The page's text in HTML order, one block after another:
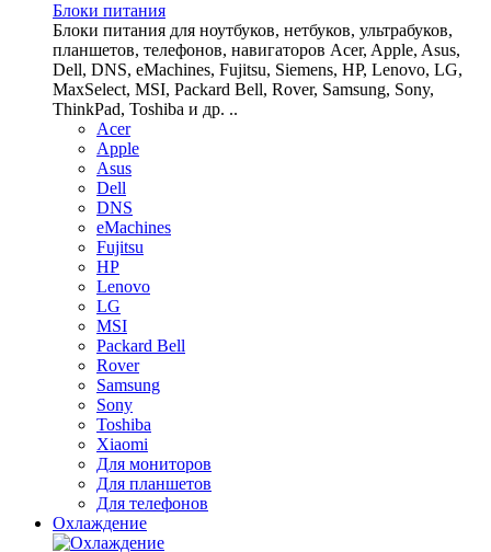
Блоки питания
Блоки питания для ноутбуков, нетбуков, ультрабуков,
планшетов, телефонов, навигаторов Acer, Apple, Asus,
Dell, DNS, eMachines, Fujitsu, Siemens, HP, Lenovo, LG,
MaxSelect, MSI, Packard Bell, Rover, Samsung, Sony,
ThinkPad, Toshiba и др. ..
Acer
Apple
Asus
Dell
DNS
eMachines
Fujitsu
HP
Lenovo
LG
MSI
Packard Bell
Rover
Samsung
Sony
Toshiba
Xiaomi
Для мониторов
Для планшетов
Для телефонов
Охлаждение